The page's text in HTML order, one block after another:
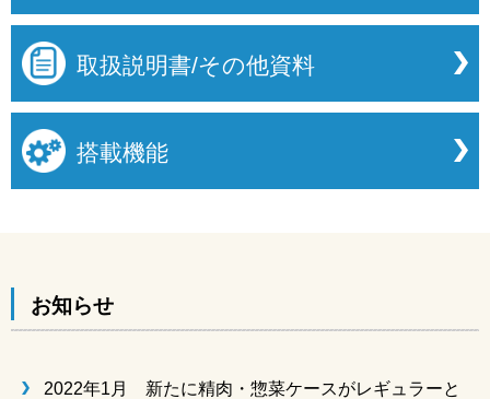
取扱説明書/その他資料
搭載機能
お知らせ
2022年1月 新たに精肉・惣菜ケースがレギュラーと